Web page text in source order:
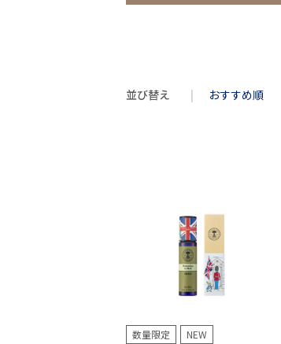
並び替え おすすめ順
数量限定 NEW